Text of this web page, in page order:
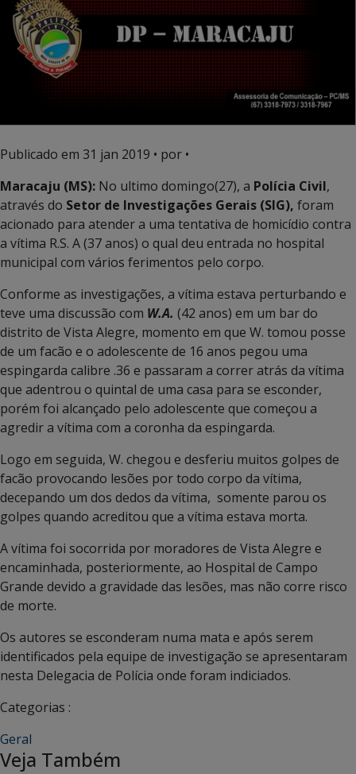
Publicado em 31 jan 2019 • por •
Maracaju (MS): No ultimo domingo(27), a Polícia Civil,
através do Setor de Investigações Gerais (SIG), foram
acionado para atender a uma tentativa de homicídio contra
a vítima R.S. A (37 anos) o qual deu entrada no hospital
municipal com vários ferimentos pelo corpo.
Conforme as investigações, a vítima estava perturbando e
teve uma discussão com W.A. (42 anos) em um bar do
distrito de Vista Alegre, momento em que W. tomou posse
de um facão e o adolescente de 16 anos pegou uma
espingarda calibre .36 e passaram a correr atrás da vítima
que adentrou o quintal de uma casa para se esconder,
porém foi alcançado pelo adolescente que começou a
agredir a vítima com a coronha da espingarda.
Logo em seguida, W. chegou e desferiu muitos golpes de
facão provocando lesões por todo corpo da vítima,
decepando um dos dedos da vítima, somente parou os
golpes quando acreditou que a vítima estava morta.
A vítima foi socorrida por moradores de Vista Alegre e
encaminhada, posteriormente, ao Hospital de Campo
Grande devido a gravidade das lesões, mas não corre risco
de morte.
Os autores se esconderam numa mata e após serem
identificados pela equipe de investigação se apresentaram
nesta Delegacia de Polícia onde foram indiciados.
Categorias :
Geral
Veja Também